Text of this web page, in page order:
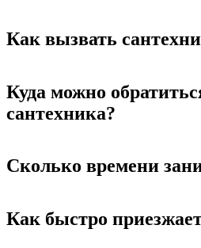
Как вызвать
Куда можно
сантехника?
Сколько времени
Как быстро